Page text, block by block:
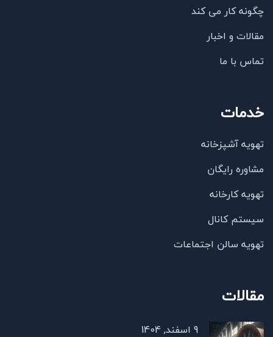
چگونه کار می کند
مقالات و اخبار
تماس با ما
خدمات
تهویه آشپزخانه
مشاوره رایگان
تهویه کارخانه
سیستم کانال
تهویه سالن اجتماعات
مقالات
9 اسفند, 1404